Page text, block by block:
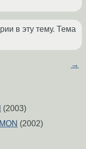
в эту тему. Тема
→
(2003)
(2002)